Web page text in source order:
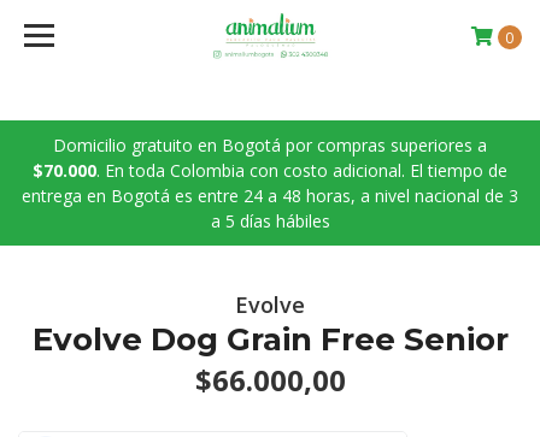
Domicilio gratuito en Bogotá por compras superiores a
$70.000. En toda Colombia con costo adicional. El tiempo de
entrega en Bogotá es entre 24 a 48 horas, a nivel nacional de 3
a 5 días hábiles
0
Evolve
Evolve Dog Grain Free Senior
$66.000,00